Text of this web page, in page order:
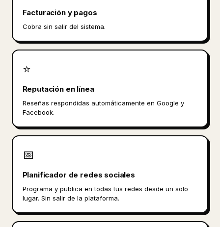
Facturación y pagos
Cobra sin salir del sistema.
⭐
Reputación en línea
Reseñas respondidas automáticamente en Google y
Facebook.
📅
Planificador de redes sociales
Programa y publica en todas tus redes desde un solo
lugar. Sin salir de la plataforma.